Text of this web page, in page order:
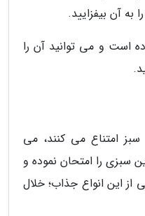
به آن بیفزایید.
است و می توانید آن را
امتناع می کنند، می
سبزی را امتحان نموده و
این انواع جذاب؛ خلال